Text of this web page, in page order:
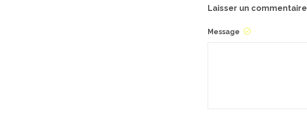
Laisser un commentaire
Message